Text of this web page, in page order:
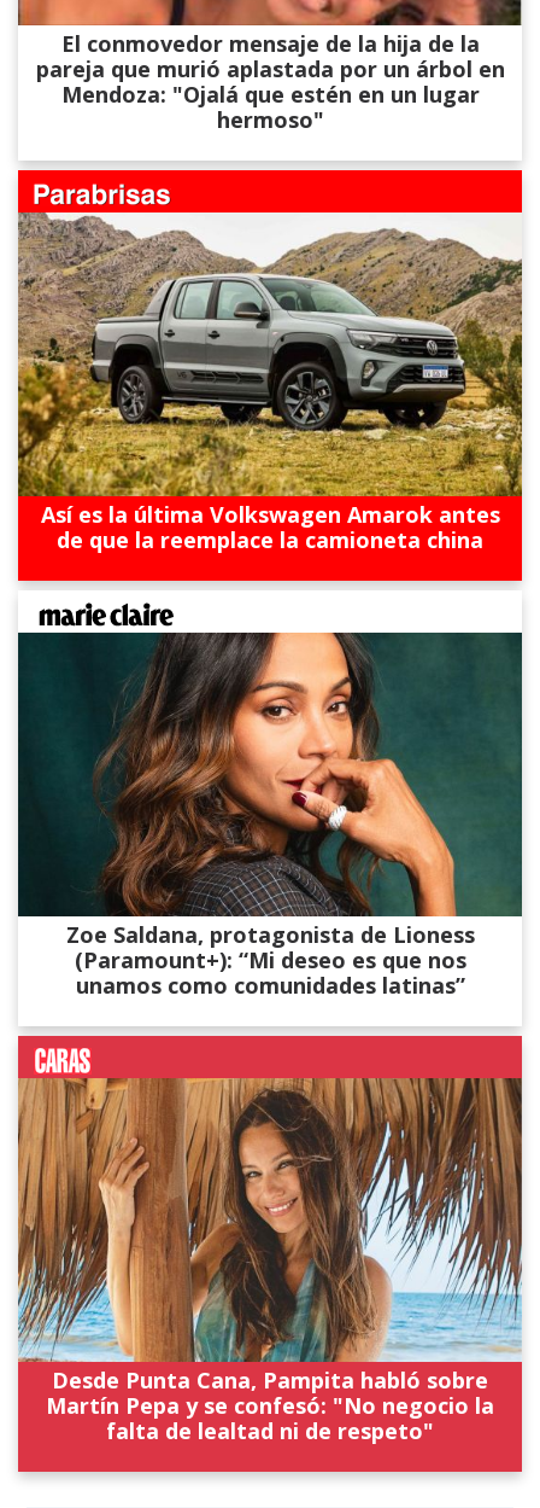
El conmovedor mensaje de la hija de la
pareja que murió aplastada por un árbol en
Mendoza: "Ojalá que estén en un lugar
hermoso"
Así es la última Volkswagen Amarok antes
de que la reemplace la camioneta china
Zoe Saldana, protagonista de Lioness
(Paramount+): “Mi deseo es que nos
unamos como comunidades latinas”
Desde Punta Cana, Pampita habló sobre
Martín Pepa y se confesó: "No negocio la
falta de lealtad ni de respeto"